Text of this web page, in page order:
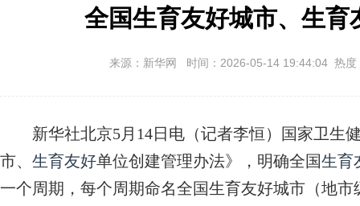
全国生育友好城市、生育
来源：新华网 时间：2026-05-14 19:44:04 热
新华社北京5月14日电（记者李恒）国家卫生健
市、 生育友好单位创建管理办法》，明确全国生育
一个周期，每个周期命名全国生育友好城市（地